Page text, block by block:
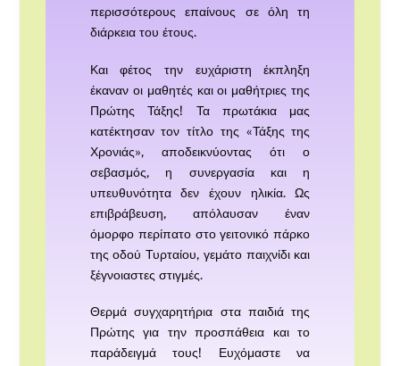
περισσότερους επαίνους σε όλη τη
διάρκεια του έτους.
Και φέτος την ευχάριστη έκπληξη
έκαναν οι μαθητές και οι μαθήτριες της
Πρώτης Τάξης! Τα πρωτάκια μας
κατέκτησαν τον τίτλο της «Τάξης της
Χρονιάς», αποδεικνύοντας ότι ο
σεβασμός, η συνεργασία και η
υπευθυνότητα δεν έχουν ηλικία. Ως
επιβράβευση, απόλαυσαν έναν
όμορφο περίπατο στο γειτονικό πάρκο
της οδού Τυρταίου, γεμάτο παιχνίδι και
ξέγνοιαστες στιγμές.
Θερμά συγχαρητήρια στα παιδιά της
Πρώτης για την προσπάθεια και το
παράδειγμά τους! Ευχόμαστε να